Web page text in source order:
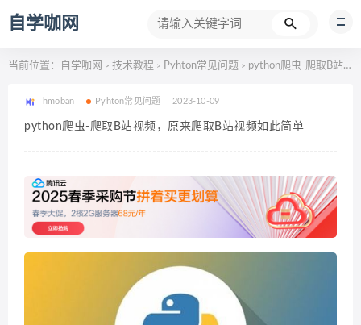
自学咖网
当前位置： 自学咖网 > 技术教程 > Pyhton常见问题 > python爬虫-爬取B站视频，原来爬取B站视频如此简单
hmoban Pyhton常见问题 2023-10-09
python爬虫-爬取B站视频，原来爬取B站视频如此简单